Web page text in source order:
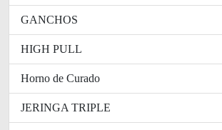
GANCHOS
HIGH PULL
Horno de Curado
JERINGA TRIPLE